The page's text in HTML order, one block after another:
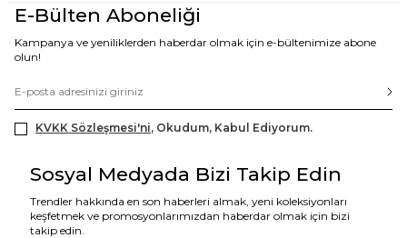
E-Bülten Aboneliği
Kampanya ve yeniliklerden haberdar olmak için e-bültenimize abone
olun!
KVKK Sözleşmesi'ni, Okudum, Kabul Ediyorum.
Sosyal Medyada Bizi Takip Edin
Trendler hakkında en son haberleri almak, yeni koleksiyonları
keşfetmek ve promosyonlarımızdan haberdar olmak için bizi
takip edin.